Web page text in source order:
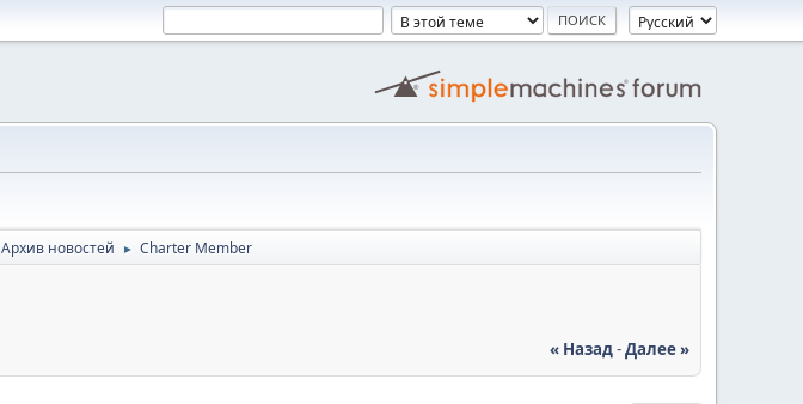
Архив новостей ► Charter Member
« Назад-Далее »